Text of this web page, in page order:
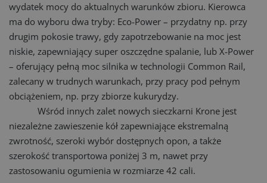
wydatek mocy do aktualnych warunków zbioru. Kierowca
ma do wyboru dwa tryby: Eco-Power – przydatny np. przy
drugim pokosie trawy, gdy zapotrzebowanie na moc jest
niskie, zapewniający super oszczędne spalanie, lub X-Power
– oferujący pełną moc silnika w technologii Common Rail,
zalecany w trudnych warunkach, przy pracy pod pełnym
obciążeniem, np. przy zbiorze kukurydzy.
Wśród innych zalet nowych sieczkarni Krone jest
niezależne zawieszenie kół zapewniające ekstremalną
zwrotność, szeroki wybór dostępnych opon, a także
szerokość transportowa poniżej 3 m, nawet przy
zastosowaniu ogumienia w rozmiarze 42 cali.